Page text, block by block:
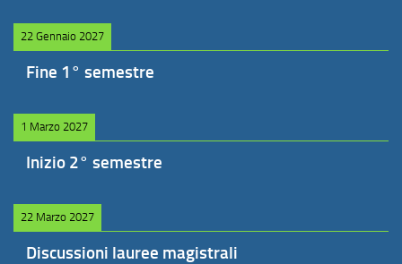
22 Gennaio 2027
Fine 1° semestre
1 Marzo 2027
Inizio 2° semestre
22 Marzo 2027
Discussioni lauree magistrali